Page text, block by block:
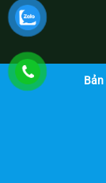
Bản